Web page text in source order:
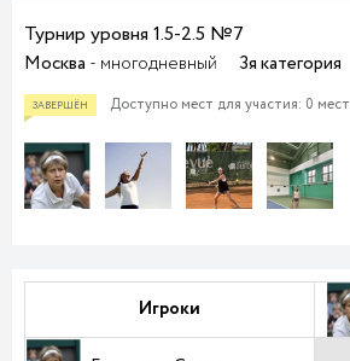
Турнир уровня 1.5-2.5 №7
Москва - многодневный 3я категория
Доступно мест для участия: 0 мест
Игроки